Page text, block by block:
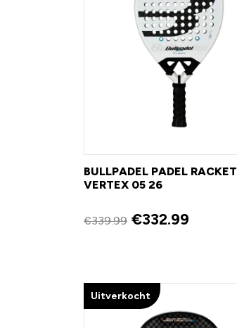
BULLPADEL PADEL RACKET
VERTEX 05 26
€339.99 €332.99
Uitverkocht